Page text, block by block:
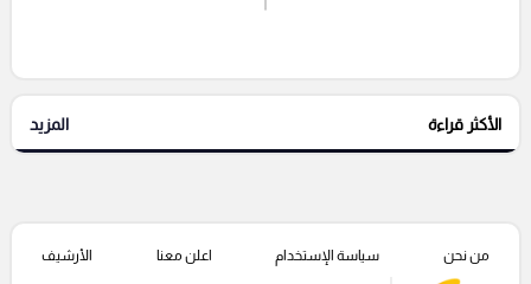
إرسال تعليق
التعليقات السابقة
الأكثر قراءة المزيد
من نحن سياسة الإستخدام اعلن معنا الأرشيف